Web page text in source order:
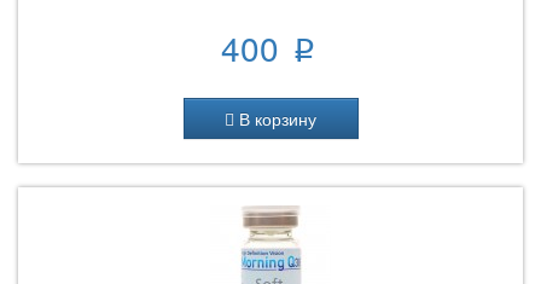
400 p
В корзину